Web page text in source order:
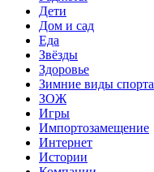
Дети
Дом и сад
Еда
Звёзды
Здоровье
Зимние виды спорта
ЗОЖ
Игры
Импортозамещение
Интернет
Истории